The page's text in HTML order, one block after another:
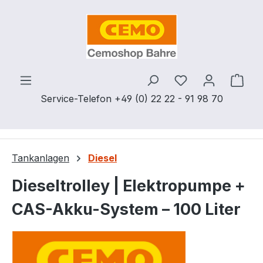
Zum Hauptinhalt springen
Service-Telefon +49 (0) 22 22 - 91 98 70
Du hast 0
Tankanlagen Diesel
Dieseltrolley | Elektropumpe +
CAS-Akku-System – 100 Liter